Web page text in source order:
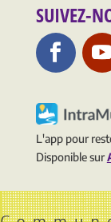
SUIVEZ-
L'app pour
Disponible sur